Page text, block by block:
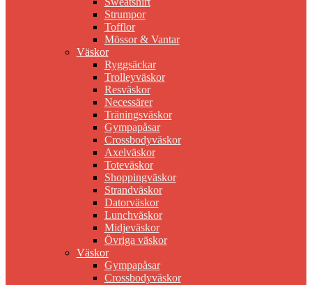
Strumpor
Tofflor
Mössor & Vantar
Väskor
Ryggsäckar
Trolleyväskor
Resväskor
Necessärer
Träningsväskor
Gympapåsar
Crossbodyväskor
Axelväskor
Toteväskor
Shoppingväskor
Strandväskor
Datorväskor
Lunchväskor
Midjeväskor
Övriga väskor
Väskor
Gympapåsar
Crossbodyväskor